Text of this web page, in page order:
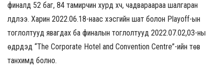
финалд 52 баг, 84 тамирчин хурд хүч, чадвараараа шалгаран
үлдлээ. Харин 2022.06.18-наас хэсгийн шат болон Playoff-ын
тоглолтууд явагдах ба финалын тоглолтууд 2022.07.02,03-ны
өдрүүдэд “The Corporate Hotel and Convention Centre”-ийн төв
танхимд болно.